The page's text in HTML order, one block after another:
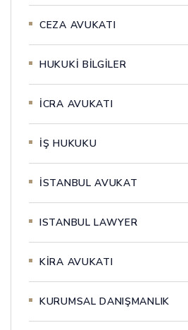
CEZA AVUKATI
HUKUKİ BİLGİLER
İCRA AVUKATI
İŞ HUKUKU
İSTANBUL AVUKAT
ISTANBUL LAWYER
KİRA AVUKATI
KURUMSAL DANIŞMANLIK